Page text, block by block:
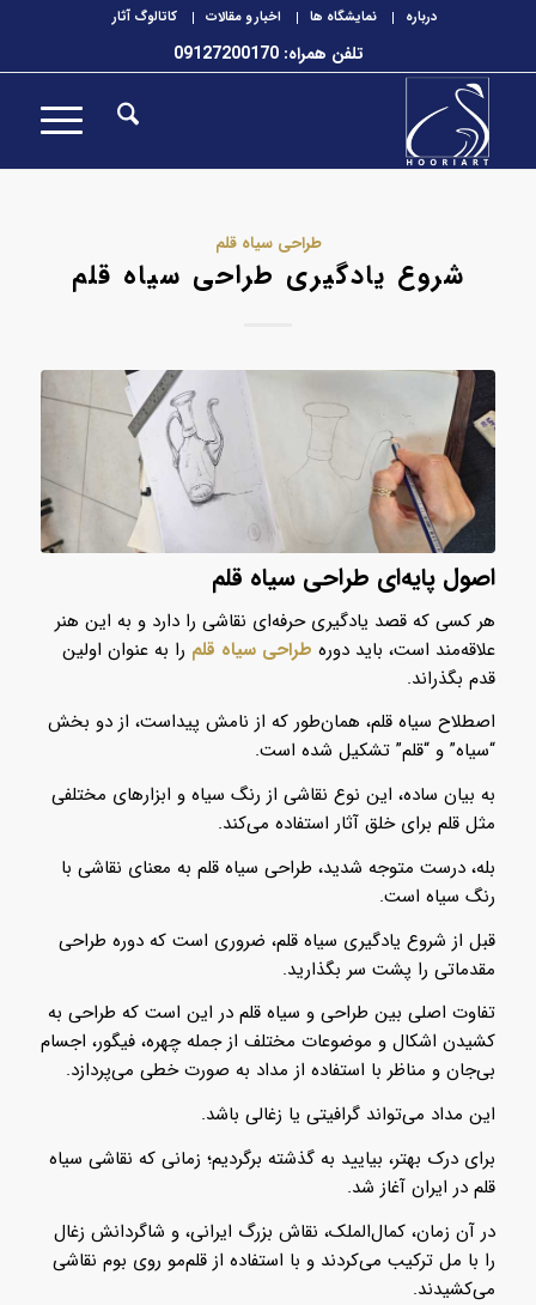
درباره نمایشگاه ها اخبار و مقالات کاتالوگ آثار
تلفن همراه: 09127200170
طراحی سیاه قلم
شروع یادگیری طراحی سیاه قلم
اصول پایه‌ای طراحی سیاه قلم
هر کسی که قصد یادگیری حرفه‌ای نقاشی را دارد و به این هنر
علاقه‌مند است، باید دوره طراحی سیاه قلم را به عنوان اولین
قدم بگذراند.
اصطلاح سیاه قلم، همان‌طور که از نامش پیداست، از دو بخش
“سیاه” و “قلم” تشکیل شده است.
به بیان ساده، این نوع نقاشی از رنگ سیاه و ابزارهای مختلفی
مثل قلم برای خلق آثار استفاده می‌کند.
بله، درست متوجه شدید، طراحی سیاه قلم به معنای نقاشی با
رنگ سیاه است.
قبل از شروع یادگیری سیاه قلم، ضروری است که دوره طراحی
مقدماتی را پشت سر بگذارید.
تفاوت اصلی بین طراحی و سیاه قلم در این است که طراحی به
کشیدن اشکال و موضوعات مختلف از جمله چهره، فیگور، اجسام
بی‌جان و مناظر با استفاده از مداد به صورت خطی می‌پردازد.
این مداد می‌تواند گرافیتی یا زغالی باشد.
برای درک بهتر، بیایید به گذشته برگردیم؛ زمانی که نقاشی سیاه
قلم در ایران آغاز شد.
در آن زمان، کمال‌الملک، نقاش بزرگ ایرانی، و شاگردانش زغال
را با مل ترکیب می‌کردند و با استفاده از قلم‌مو روی بوم نقاشی
می‌کشیدند.